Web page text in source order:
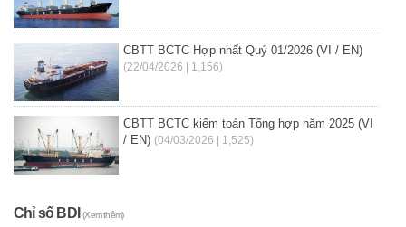
CBTT BCTC Hợp nhất Quý 01/2026 (VI / EN)
(22/04/2026 | 1,156)
CBTT BCTC kiểm toán Tổng hợp năm 2025 (VI
/ EN) (04/03/2026 | 1,525)
Chỉ số BDI(Xem thêm)